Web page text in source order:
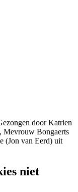
door Katrien
Mevrouw Bongaerts
(Jon van Eerd) uit
niet